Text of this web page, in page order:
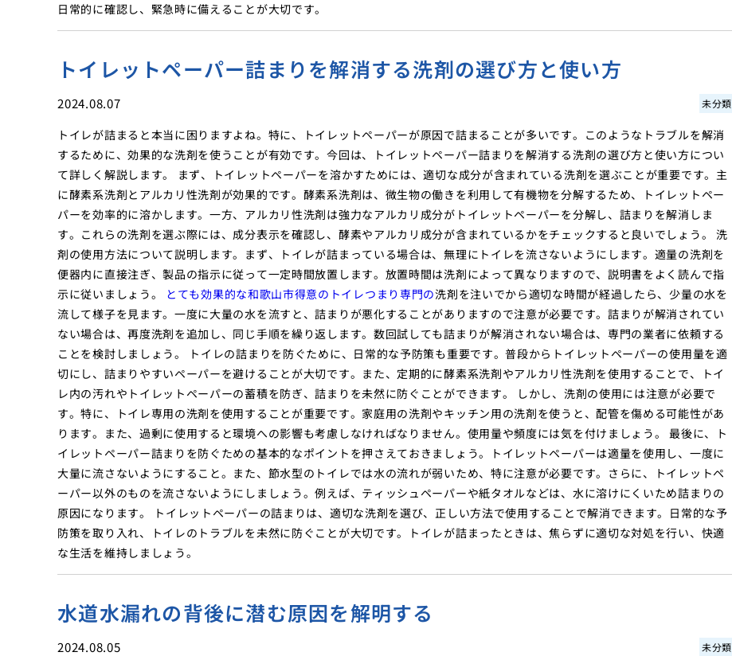
日常的に確認し、緊急時に備えることが大切です。
トイレットペーパー詰まりを解消する洗剤の選び方と使い方
2024.08.07 未分類
トイレが詰まると本当に困りますよね。特に、トイレットペーパーが原因で詰まることが多いです。このようなトラブルを解消
するために、効果的な洗剤を使うことが有効です。今回は、トイレットペーパー詰まりを解消する洗剤の選び方と使い方につい
て詳しく解説します。 まず、トイレットペーパーを溶かすためには、適切な成分が含まれている洗剤を選ぶことが重要です。主
に酵素系洗剤とアルカリ性洗剤が効果的です。酵素系洗剤は、微生物の働きを利用して有機物を分解するため、トイレットペー
パーを効率的に溶かします。一方、アルカリ性洗剤は強力なアルカリ成分がトイレットペーパーを分解し、詰まりを解消しま
す。これらの洗剤を選ぶ際には、成分表示を確認し、酵素やアルカリ成分が含まれているかをチェックすると良いでしょう。 洗
剤の使用方法について説明します。まず、トイレが詰まっている場合は、無理にトイレを流さないようにします。適量の洗剤を
便器内に直接注ぎ、製品の指示に従って一定時間放置します。放置時間は洗剤によって異なりますので、説明書をよく読んで指
示に従いましょう。 とても効果的な和歌山市得意のトイレつまり専門の洗剤を注いでから適切な時間が経過したら、少量の水を
流して様子を見ます。一度に大量の水を流すと、詰まりが悪化することがありますので注意が必要です。詰まりが解消されてい
ない場合は、再度洗剤を追加し、同じ手順を繰り返します。数回試しても詰まりが解消されない場合は、専門の業者に依頼する
ことを検討しましょう。 トイレの詰まりを防ぐために、日常的な予防策も重要です。普段からトイレットペーパーの使用量を適
切にし、詰まりやすいペーパーを避けることが大切です。また、定期的に酵素系洗剤やアルカリ性洗剤を使用することで、トイ
レ内の汚れやトイレットペーパーの蓄積を防ぎ、詰まりを未然に防ぐことができます。 しかし、洗剤の使用には注意が必要で
す。特に、トイレ専用の洗剤を使用することが重要です。家庭用の洗剤やキッチン用の洗剤を使うと、配管を傷める可能性があ
ります。また、過剰に使用すると環境への影響も考慮しなければなりません。使用量や頻度には気を付けましょう。 最後に、ト
イレットペーパー詰まりを防ぐための基本的なポイントを押さえておきましょう。トイレットペーパーは適量を使用し、一度に
大量に流さないようにすること。また、節水型のトイレでは水の流れが弱いため、特に注意が必要です。さらに、トイレットペ
ーパー以外のものを流さないようにしましょう。例えば、ティッシュペーパーや紙タオルなどは、水に溶けにくいため詰まりの
原因になります。 トイレットペーパーの詰まりは、適切な洗剤を選び、正しい方法で使用することで解消できます。日常的な予
防策を取り入れ、トイレのトラブルを未然に防ぐことが大切です。トイレが詰まったときは、焦らずに適切な対処を行い、快適
な生活を維持しましょう。
水道水漏れの背後に潜む原因を解明する
2024.08.05 未分類